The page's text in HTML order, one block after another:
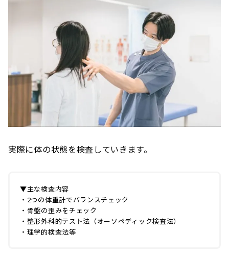
実際に体の状態を検査していきます。
▼主な検査内容
・2つの体重計でバランスチェック
・骨盤の歪みをチェック
・整形外科的テスト法（オーソペディック検査法）
・理学的検査法等